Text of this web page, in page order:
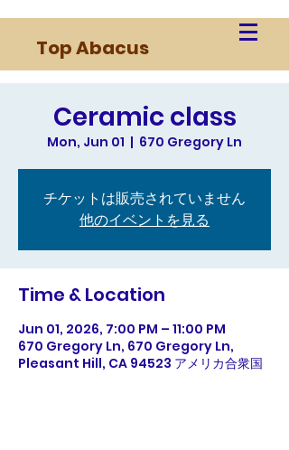
Top Abacus
Ceramic class
Mon, Jun 01
  |
670 Gregory Ln
チケットは販売されていません
他のイベントを見る
Time & Location
Jun 01, 2026, 7:00 PM – 11:00 PM
670 Gregory Ln, 670 Gregory Ln,
Pleasant Hill, CA 94523 アメリカ合衆国